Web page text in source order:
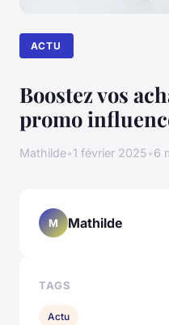
ACTU
Boostez vos
promo
Mathilde•1 février 2025•6
M Mathilde
TAGS
Actu